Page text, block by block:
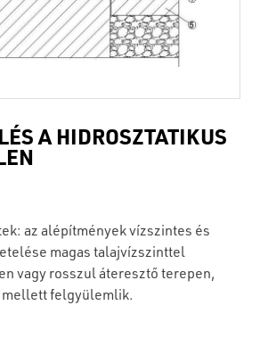
A HIDROSZTATIKUS
az alépítmények vízszintes és
magas talajvízszinttel
vagy rosszul áteresztő terepen,
mellett felgyülemlik.